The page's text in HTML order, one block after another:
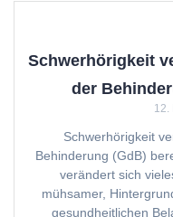
Schwerhörigkeit
der
12.
Schwerhörigkeit
Behinderung (GdB)
verändert sich
mühsamer,
gesundheitlichen